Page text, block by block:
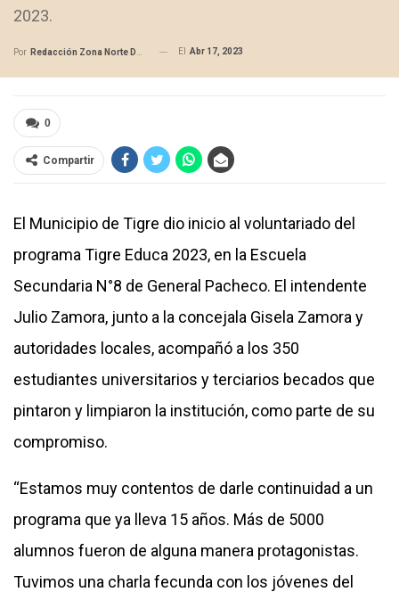
2023.
Por Redacción Zona Norte Daily El Abr 17, 2023
0
Compartir
El Municipio de Tigre dio inicio al voluntariado del
programa Tigre Educa 2023, en la Escuela
Secundaria N°8 de General Pacheco. El intendente
Julio Zamora, junto a la concejala Gisela Zamora y
autoridades locales, acompañó a los 350
estudiantes universitarios y terciarios becados que
pintaron y limpiaron la institución, como parte de su
compromiso.
“Estamos muy contentos de darle continuidad a un
programa que ya lleva 15 años. Más de 5000
alumnos fueron de alguna manera protagonistas.
Tuvimos una charla fecunda con los jóvenes del